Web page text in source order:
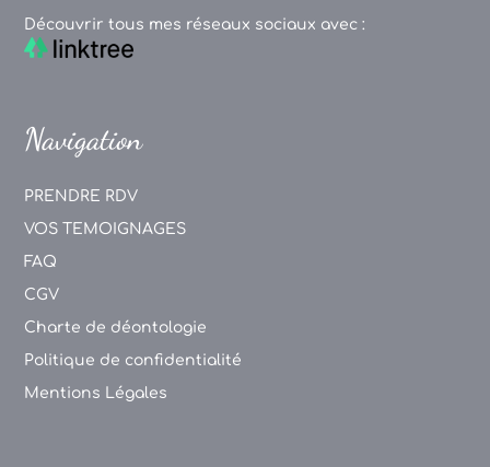
Découvrir tous mes réseaux sociaux avec :
Navigation
PRENDRE RDV
VOS TEMOIGNAGES
FAQ
CGV
Charte de déontologie
Politique de confidentialité
Mentions Légales